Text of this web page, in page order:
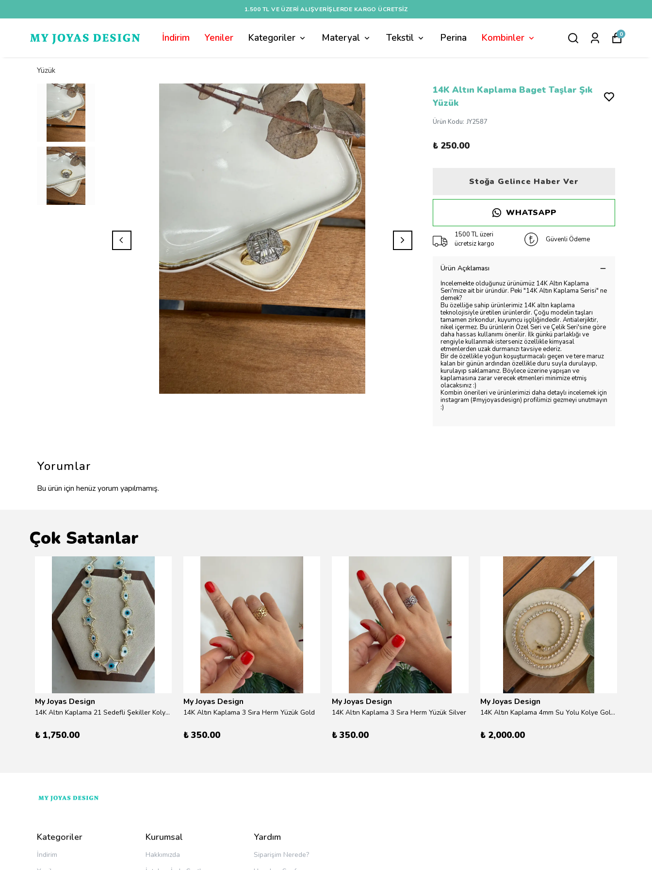
1.500 TL VE ÜZERI ALIŞVERIŞLERDE KARGO ÜCRETSİZ
İndirim Yeniler Kategoriler Materyal Tekstil Perina Kombinler 0
Yüzük
14K Altın Kaplama Baget Taşlar Şık
Yüzük
Ürün Kodu: JY2587
₺ 250.00
Stoğa Gelince Haber Ver
WHATSAPP
1500 TL üzeri
ücretsiz kargo
Güvenli Ödeme
Ürün Açıklaması
İncelemekte olduğunuz ürünümüz 14K Altın Kaplama
Seri'mize ait bir üründür. Peki "14K Altın Kaplama Serisi" ne
demek?
Bu özelliğe sahip ürünlerimiz 14K altın kaplama
teknolojisiyle üretilen ürünlerdir. Çoğu modelin taşları
tamamen zirkondur, kuyumcu işçiliğindedir. Antialerjiktir,
nikel içermez. Bu ürünlerin Özel Seri ve Çelik Seri'sine göre
daha hassas kullanımı önerilir. İlk günkü parlaklığı ve
rengiyle kullanmak isterseniz özellikle kimyasal
etmenlerden uzak durmanızı tavsiye ederiz.
Bir de özellikle yoğun koşuşturmacalı geçen ve tere maruz
kalan bir günün ardından özellikle duru suyla durulayıp,
kurulayıp saklamanız. Böylece üzerine yapışan ve
kaplamasına zarar verecek etmenleri minimize etmiş
olacaksınız :)
Kombin önerileri ve ürünlerimizi daha detaylı incelemek için
instagram (#myjoyasdesign) profilimizi gezmeyi unutmayın
:)
Yorumlar
Bu ürün için henüz yorum yapılmamış.
Çok Satanlar
My Joyas Design
14K Altın Kaplama 21 Sedefli Şekiller Kolye 46cm
₺ 1,750.00
My Joyas Design
14K Altın Kaplama 3 Sıra Herm Yüzük Gold
₺ 350.00
My Joyas Design
14K Altın Kaplama 3 Sıra Herm Yüzük Silver
₺ 350.00
My Joyas Design
14K Altın Kaplama 4mm Su Yolu Kolye Gold 41cm
₺ 2,000.00
Kategoriler
İndirim
Kurumsal
Hakkımızda
Yardım
Siparişim Nerede?